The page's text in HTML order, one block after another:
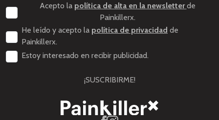
Acepto la política de alta en la newsletterde
Painkillerx.
He leído y acepto la política de privacidad de
Painkillerx.
Estoy interesado en recibir publicidad.
¡SUSCRIBIRME!